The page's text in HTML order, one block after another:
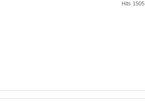
Hits 1505